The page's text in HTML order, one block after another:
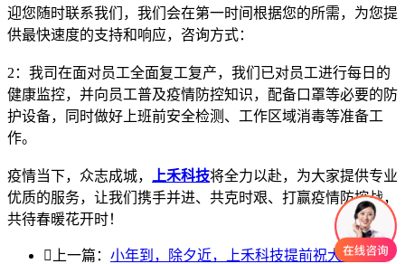
迎您随时联系我们，我们会在第一时间根据您的所需，为您提
供最快速度的支持和响应，咨询方式：
2：我司在面对员工全面复工复产，我们已对员工进行每日的
健康监控，并向员工普及疫情防控知识，配备口罩等必要的防
护设备，同时做好上班前安全检测、工作区域消毒等准备工
作。
疫情当下，众志成城， 上禾科技将全力以赴，为大家提供专业
优质的服务，让我们携手并进、共克时艰、打赢疫情防控战，
共待春暖花开时！
 上一篇： 小年到，除夕近，上禾科技提前祝大家春节